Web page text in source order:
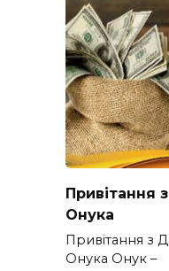
Привітання
Онука
Привітання з
Онука Онук –